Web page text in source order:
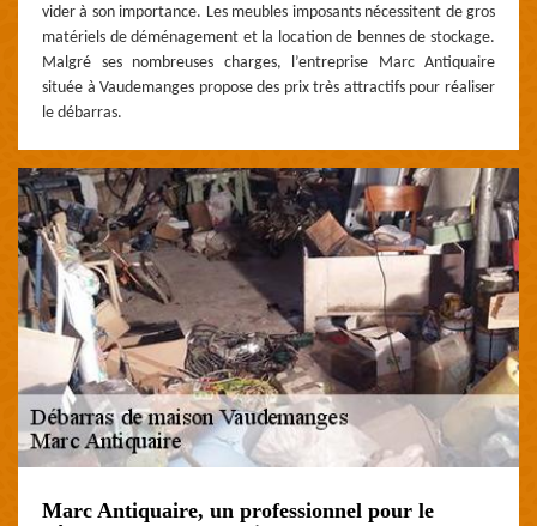
vider à son importance. Les meubles imposants nécessitent de gros
matériels de déménagement et la location de bennes de stockage.
Malgré ses nombreuses charges, l’entreprise Marc Antiquaire
située à Vaudemanges propose des prix très attractifs pour réaliser
le débarras.
Marc Antiquaire, un professionnel pour le